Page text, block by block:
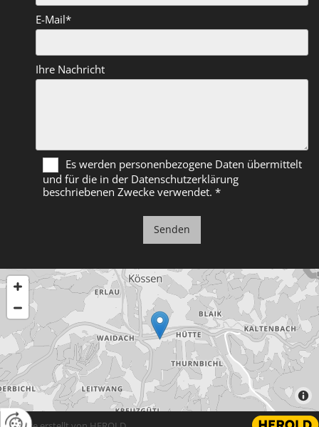
E-Mail*
Ihre Nachricht
Es werden personenbezogene Daten übermittelt
und für die in der Datenschutzerklärung
beschriebenen Zwecke verwendet. *